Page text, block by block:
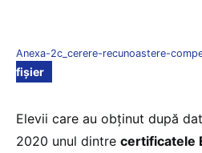
Anexa-2c_cerere-recunoastere-
fișier
Elevii care au obținut după
2020 unul dintre certificatele